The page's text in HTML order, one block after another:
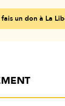
fais un don à La